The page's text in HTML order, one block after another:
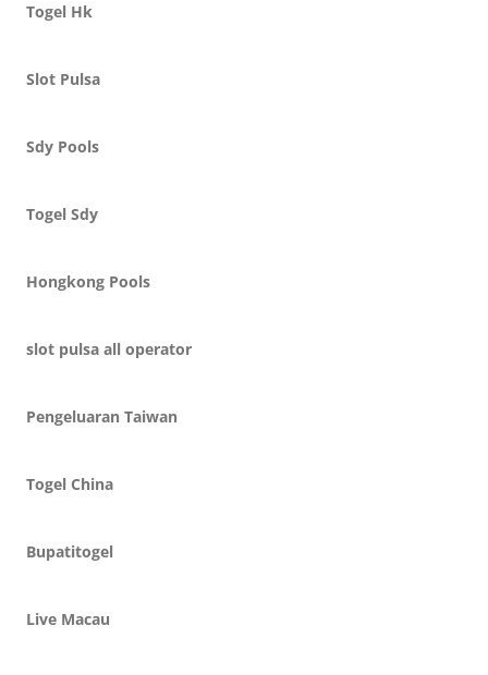
Togel Hk
Slot Pulsa
Sdy Pools
Togel Sdy
Hongkong Pools
slot pulsa all operator
Pengeluaran Taiwan
Togel China
Bupatitogel
Live Macau